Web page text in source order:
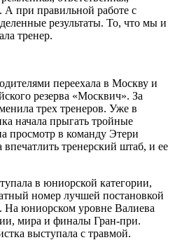
А при правильной работе с
результаты. То, что мы и
тренер.
переехала в Москву и
резерва «Москвич». За
трех тренеров. Уже в
начала прыгать тройные
просмотр в команду Этери
тренерский штаб, и ее
в юниорской категории,
номер лучшей постановкой
На юниорском уровне Валиева
мира и финалы Гран-при.
выступала с травмой.